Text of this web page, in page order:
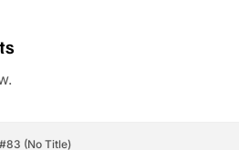
#83 (no Title)